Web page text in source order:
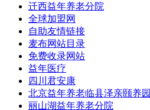
迁西益年养老分院
全球加盟网
自助友情链接
麦布网站目录
免费收录网站
益年医疗
四川君安康
北京益年养老临县泽亲颐养园
丽山湖益年养老分院